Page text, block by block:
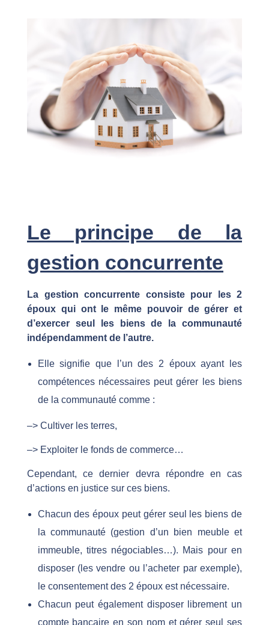
Le principe de la
gestion concurrente
La gestion concurrente consiste pour les 2
époux qui ont le même pouvoir de gérer et
d’exercer seul les biens de la communauté
indépendamment de l’autre.
Elle signifie que l’un des 2 époux ayant les
compétences nécessaires peut gérer les biens
de la communauté comme :
–> Cultiver les terres,
–> Exploiter le fonds de commerce…
Cependant, ce dernier devra répondre en cas
d’actions en justice sur ces biens.
Chacun des époux peut gérer seul les biens de
la communauté (gestion d’un bien meuble et
immeuble, titres négociables…). Mais pour en
disposer (les vendre ou l’acheter par exemple),
le consentement des 2 époux est nécessaire.
Chacun peut également disposer librement un
compte bancaire en son nom et gérer seul ses